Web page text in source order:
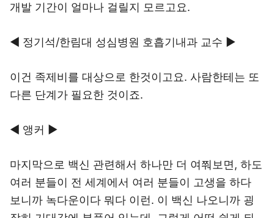
개발 기간이 얼마나 걸릴지 모르고요.
◀ 정기석/한림대 성심병원 호흡기내과 교수 ▶
이건 족제비를 대상으로 한것이고요. 사람한테는 또
다른 단계가 필요한 것이죠.
◀ 앵커 ▶
마지막으로 백신 관련해서 하나만 더 여쭤보면, 하도
여러 분들이 전 세계에서 여러 분들이 고생을 하다
보니까 녹다운이다 뭐다 이런. 이 백신 나오니까 굉